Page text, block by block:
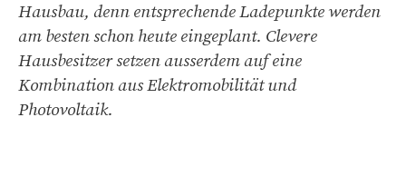
Hausbau, denn entsprechende Ladepunkte werden
am besten schon heute eingeplant. Clevere
Hausbesitzer setzen ausserdem auf eine
Kombination aus Elektromobilität und
Photovoltaik.